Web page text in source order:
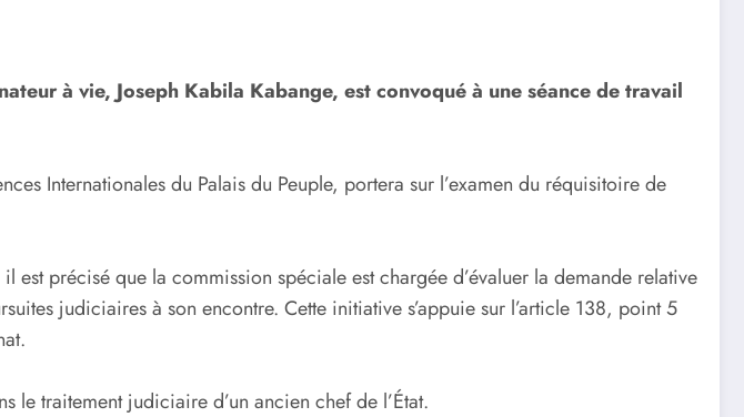
à vie, Joseph Kabila Kabange, est convoqué à une séance de travail
Internationales du Palais du Peuple, portera sur l’examen du réquisitoire de
est précisé que la commission spéciale est chargée d’évaluer la demande relative
judiciaires à son encontre. Cette initiative s’appuie sur l’article 138, point 5
le traitement judiciaire d’un ancien chef de l’État.